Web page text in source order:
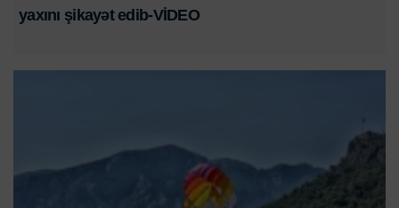
yaxını şikayət edib-VİDEO